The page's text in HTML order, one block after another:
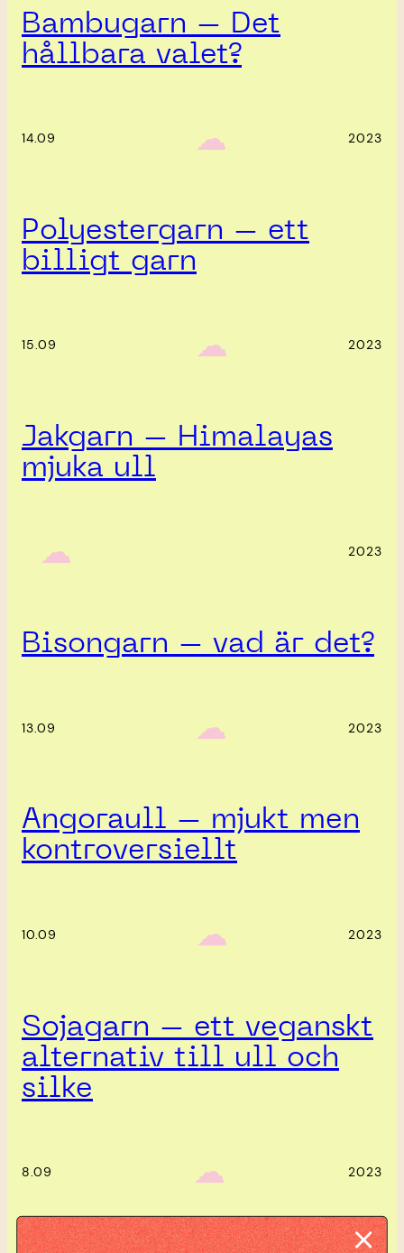
Bambugarn – Det
hållbara valet?
14.09 ‎ ‎‎ ☁︎‎‎ 2023
Polyestergarn – ett
billigt garn
15.09 ‎ ‎‎ ☁︎‎‎ 2023
Jakgarn – Himalayas
mjuka ull
‎ ‎‎ ☁︎‎‎ 2023
Bisongarn – vad är det?
13.09 ‎ ‎‎ ☁︎‎‎ 2023
Angoraull – mjukt men
kontroversiellt
10.09 ‎ ‎‎ ☁︎‎‎ 2023
Sojagarn – ett veganskt
alternativ till ull och
silke
8.09 ‎ ‎‎ ☁︎‎‎ 2023